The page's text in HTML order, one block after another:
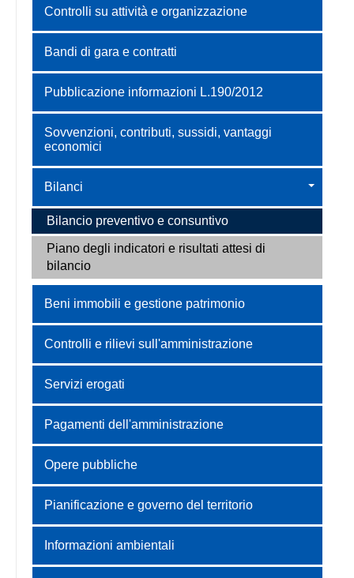
Controlli su attività e organizzazione
Bandi di gara e contratti
Pubblicazione informazioni L.190/2012
Sovvenzioni, contributi, sussidi, vantaggi
economici
Bilanci
Bilancio preventivo e consuntivo
Piano degli indicatori e risultati attesi di
bilancio
Beni immobili e gestione patrimonio
Controlli e rilievi sull'amministrazione
Servizi erogati
Pagamenti dell'amministrazione
Opere pubbliche
Pianificazione e governo del territorio
Informazioni ambientali